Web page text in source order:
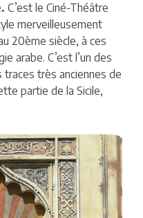
C’est le Ciné-Théâtre
merveilleusement
20ème siècle, à ces
arabe. C’est l’un des
très anciennes de
partie de la Sicile,